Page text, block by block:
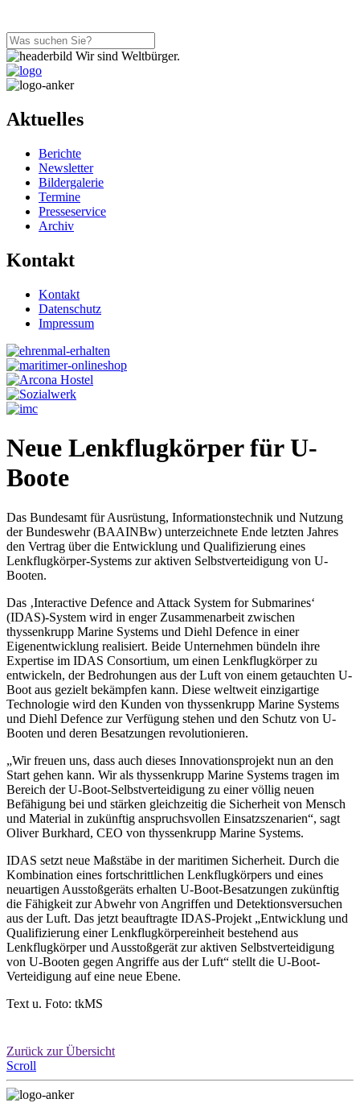
Wir sind Weltbürger.
Aktuelles
Berichte
Newsletter
Bildergalerie
Termine
Presseservice
Archiv
Kontakt
Kontakt
Datenschutz
Impressum
Neue Lenkflugkörper für U-
Boote
Das Bundesamt für Ausrüstung, Informationstechnik und Nutzung
der Bundeswehr (BAAINBw) unterzeichnete Ende letzten Jahres
den Vertrag über die Entwicklung und Qualifizierung eines
Lenkflugkörper-Systems zur aktiven Selbstverteidigung von U-
Booten.
Das ‚Interactive Defence and Attack System for Submarines‘
(IDAS)-System wird in enger Zusammenarbeit zwischen
thyssenkrupp Marine Systems und Diehl Defence in einer
Eigenentwicklung realisiert. Beide Unternehmen bündeln ihre
Expertise im IDAS Consortium, um einen Lenkflugkörper zu
entwickeln, der Bedrohungen aus der Luft von einem getauchten U-
Boot aus gezielt bekämpfen kann. Diese weltweit einzigartige
Technologie wird den Kunden von thyssenkrupp Marine Systems
und Diehl Defence zur Verfügung stehen und den Schutz von U-
Booten und deren Besatzungen revolutionieren.
„Wir freuen uns, dass auch dieses Innovationsprojekt nun an den
Start gehen kann. Wir als thyssenkrupp Marine Systems tragen im
Bereich der U-Boot-Selbstverteidigung zu einer völlig neuen
Befähigung bei und stärken gleichzeitig die Sicherheit von Mensch
und Material in zukünftig anspruchsvollen Einsatzszenarien“, sagt
Oliver Burkhard, CEO von thyssenkrupp Marine Systems.
IDAS setzt neue Maßstäbe in der maritimen Sicherheit. Durch die
Kombination eines fortschrittlichen Lenkflugkörpers und eines
neuartigen Ausstoßgeräts erhalten U-Boot-Besatzungen zukünftig
die Fähigkeit zur Abwehr von Angriffen und Detektionsversuchen
aus der Luft. Das jetzt beauftragte IDAS-Projekt „Entwicklung und
Qualifizierung einer Lenkflugkörpereinheit bestehend aus
Lenkflugkörper und Ausstoßgerät zur aktiven Selbstverteidigung
von U-Booten gegen Angriffe aus der Luft“ stellt die U-Boot-
Verteidigung auf eine neue Ebene.
Text u. Foto: tkMS
Zurück zur Übersicht
Scroll